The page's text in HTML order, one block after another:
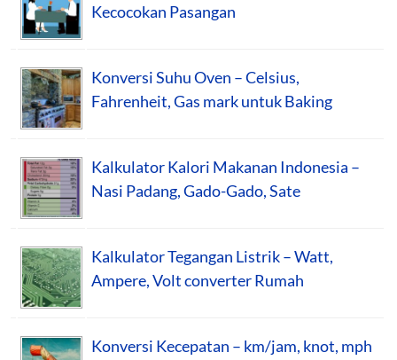
Kecocokan Pasangan
Konversi Suhu Oven – Celsius,
Fahrenheit, Gas mark untuk Baking
Kalkulator Kalori Makanan Indonesia –
Nasi Padang, Gado-Gado, Sate
Kalkulator Tegangan Listrik – Watt,
Ampere, Volt converter Rumah
Konversi Kecepatan – km/jam, knot, mph